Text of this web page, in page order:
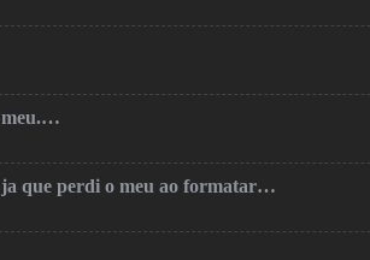
meu.…
ja que perdi o meu ao formatar…